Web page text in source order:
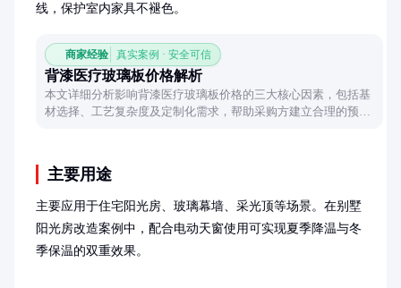
线，保护室内家具不褪色。
商家经验 真实案例 · 安全可信
背漆医疗玻璃板价格解析
本文详细分析影响背漆医疗玻璃板价格的三大核心因素，包括基
材选择、工艺复杂度及定制化需求，帮助采购方建立合理的预算
主要用途
主要应用于住宅阳光房、玻璃幕墙、采光顶等场景。在别墅
阳光房改造案例中，配合电动天窗使用可实现夏季降温与冬
季保温的双重效果。